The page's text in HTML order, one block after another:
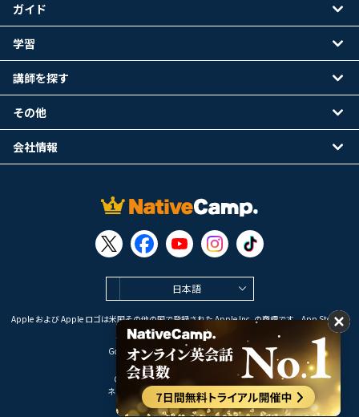
日本語
Apple および Apple ロゴは米国その他の国で登録された Apple Inc. の商標です。App Store は
Apple Inc. のサービスマークです。
Google Play は Google LLC の商標です。
Copyright © 2026 オンライン英会話
ネイティブキャンプ All Rights Reserved.
ガイド
学習
講師を探す
その他
会社情報